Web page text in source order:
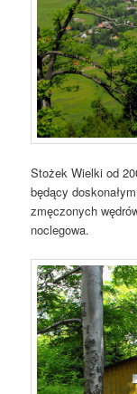
Stożek Wielki od
będący
zmęczonych
noclegowa.